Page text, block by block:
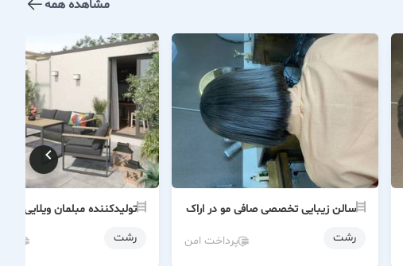
مشاهده همه
سالن زیبایی تخصصی صافی مو در اراک
رشت
پرداخت امن
تولیدکننده مبلمان ویلایی
رشت